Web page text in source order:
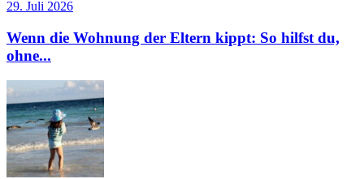
29. Juli 2026
Wenn die Wohnung der Eltern kippt: So hilfst du,
ohne...